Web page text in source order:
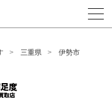
ボタン*/
三重県
伊勢市